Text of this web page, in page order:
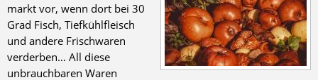
markt vor, wenn dort bei 30
Grad Fisch, Tiefkühlfleisch
und andere Frischwaren
verderben… All diese
unbrauchbaren Waren